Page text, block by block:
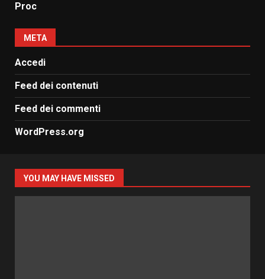
Proc
META
Accedi
Feed dei contenuti
Feed dei commenti
WordPress.org
YOU MAY HAVE MISSED